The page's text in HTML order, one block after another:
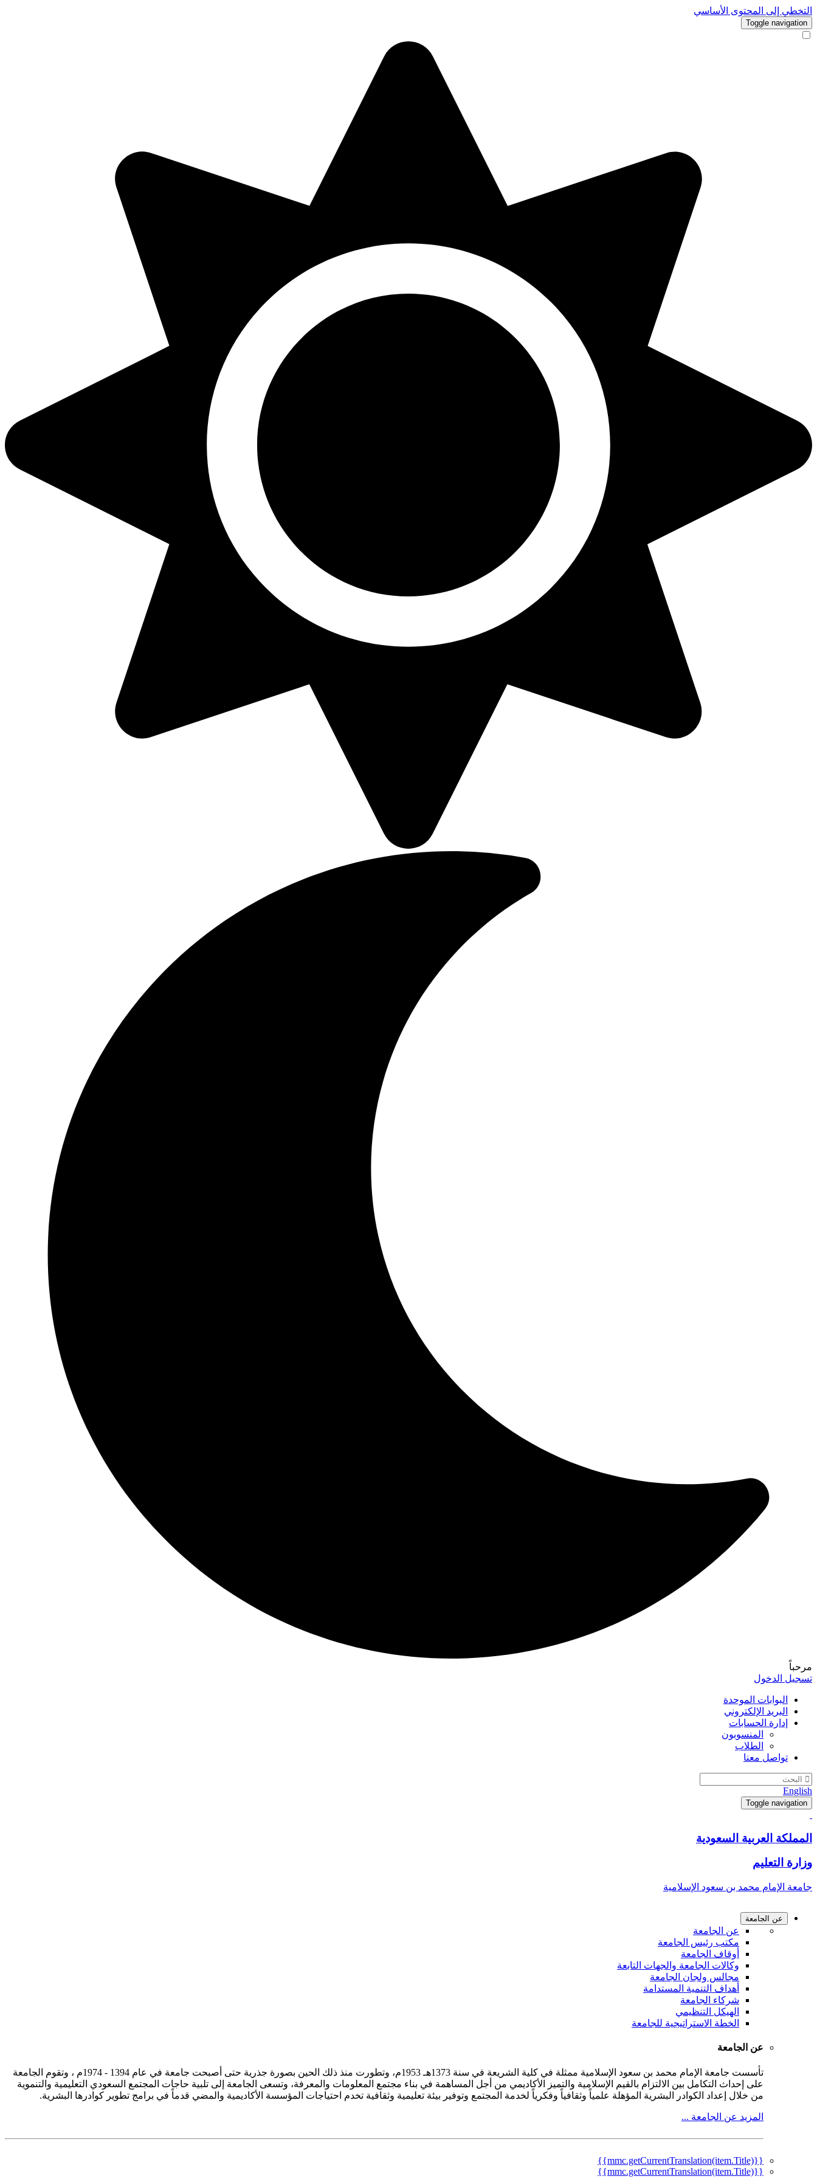
التخطي إلى المحتوى الأساسي
Toggle navigation
مرحباً
تسجيل الدخول
البوابات الموحدة
البريد الإلكتروني
إدارة الحسابات
المنسوبون
الطلاب
تواصل معنا
English
Toggle navigation
المملكة العربية السعودية
وزارة التعليم
جامعة الإمام محمد بن سعود الإسلامية
عن الجامعة
عن الجامعة
مكتب رئيس الجامعة
أوقاف الجامعة
وكالات الجامعة والجهات التابعة
مجالس ولجان الجامعة
أهداف التنمية المستدامة
شركاء الجامعة
الهيكل التنظيمي
الخطة الاستراتيجية للجامعة
عن الجامعة
تأسست جامعة الإمام محمد بن سعود الإسلامية ممثلة في كلية الشريعة في سنة 1373هـ 1953م، وتطورت منذ ذلك الحين بصورة جذرية حتى أصبحت جامعة في عام 1394 - 1974م ، وتقوم الجامعة
على إحداث التكامل بين الالتزام بالقيم الإسلامية والتميز الأكاديمي من أجل المساهمة في بناء مجتمع المعلومات والمعرفة، وتسعى الجامعة إلى تلبية حاجات المجتمع السعودي التعليمية والتنموية
من خلال إعداد الكوادر البشرية المؤهلة علمياً وثقافياً وفكرياً لخدمة المجتمع وتوفير بيئة تعليمية وثقافية تخدم احتياجات المؤسسة الأكاديمية والمضي قدماً في برامج تطوير كوادرها البشرية.
المزيد عن الجامعة ...
{{mmc.getCurrentTranslation(item.Title)}}
{{mmc.getCurrentTranslation(item.Title)}}